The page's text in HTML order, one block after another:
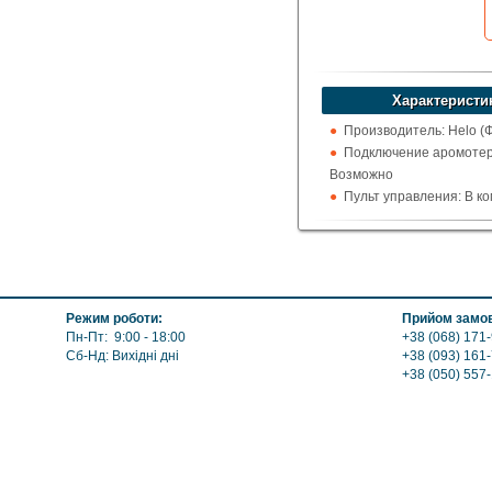
Производитель: Helo
Подключение
Возможно
Пульт управления: В
Форсунки: Не входит
Режим роботи:
Пн-Пт: 9:00 - 18:00
Сб-Нд: Вихідні дні
Прийом
+38 (068) 171-
+38 (093)
+38 (050)